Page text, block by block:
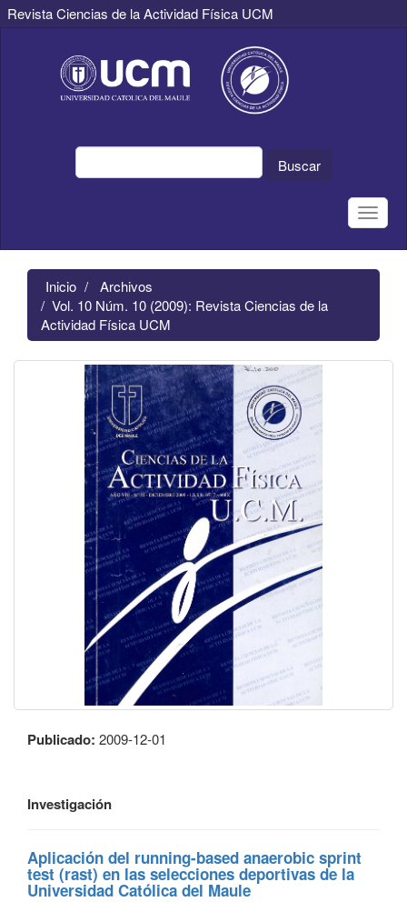
Revista Ciencias de la Actividad Física UCM
principal
Contenido
principal
Buscar
Toggle
Inicio
Archivos
Vol. 10 Núm. 10 (2009): Revista Ciencias de la
Actividad Física UCM
Publicado: 2009-12-01
Investigación
Aplicación del running-based anaerobic sprint
test (rast) en las selecciones deportivas de la
Universidad Católica del Maule